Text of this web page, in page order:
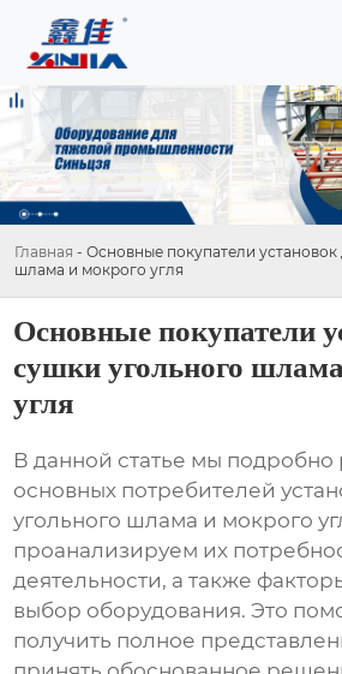
Главная - Основные покупатели
шлама и мокрого угля
Основные покупатели
сушки угольного
угля
В данной статье мы
основных потребителей
угольного шлама и мокрого
проанализируем их
деятельности, а также
выбор оборудования. Это
получить полное